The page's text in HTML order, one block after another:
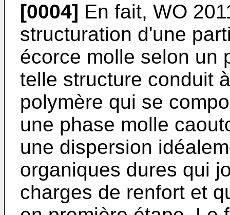
[0004] En fait, WO
structuration d'une
écorce molle selon un
telle structure conduit
polymère qui se
une phase molle
une dispersion
organiques dures qui
charges de renfort et